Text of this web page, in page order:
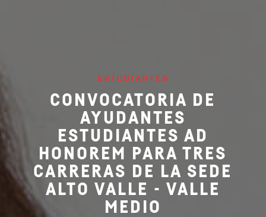
ESTUDIANTES
CONVOCATORIA DE
AYUDANTES
ESTUDIANTES AD
HONOREM PARA TRES
CARRERAS DE LA SEDE
ALTO VALLE - VALLE
MEDIO